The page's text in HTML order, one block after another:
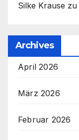
Silke Krause zu
Archives
April 2026
März 2026
Februar 2026